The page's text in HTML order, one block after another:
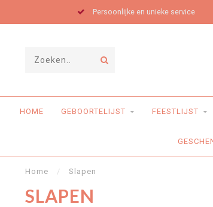
Persoonlijke en unieke service
HOME GEBOORTELIJST FEESTLIJST
Home / Slapen
SLAPEN